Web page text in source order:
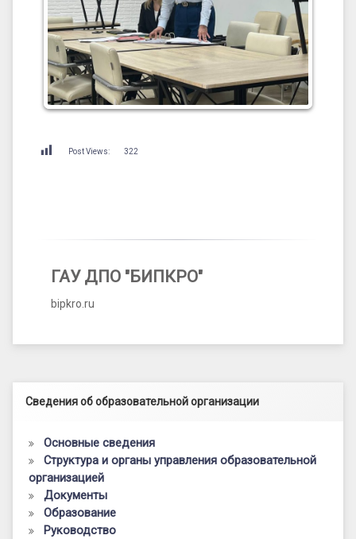
Post Views: 322
ГАУ ДПО "БИПКРО"
bipkro.ru
Левый сайдбар
Сведения об образовательной организации
Основные сведения
Структура и органы управления образовательной
организацией
Документы
Образование
Руководство